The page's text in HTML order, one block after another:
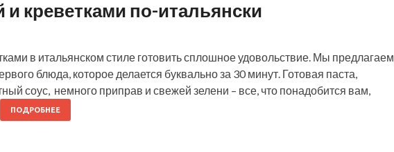
и креветками по-итальянски
в итальянском стиле готовить сплошное удовольствие. Мы предлагаем
блюда, которое делается буквально за 30 минут. Готовая паста,
соус, немного приправ и свежей зелени – все, что понадобится вам,
ПОДРОБНЕЕ